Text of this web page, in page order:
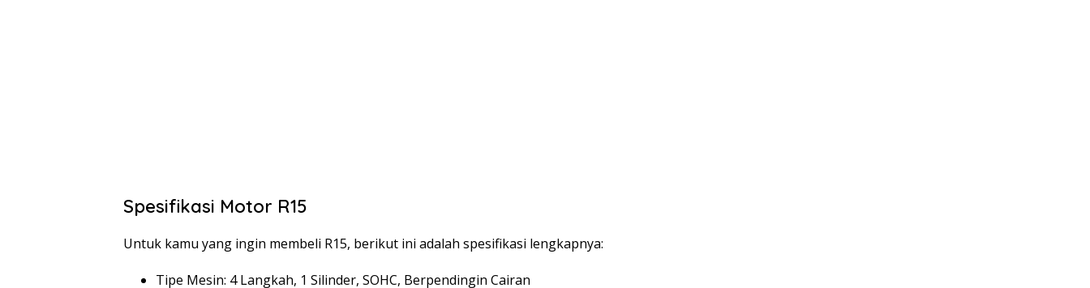
Spesifikasi Motor R15
Untuk kamu yang ingin membeli R15, berikut ini adalah spesifikasi lengkapnya:
Tipe Mesin: 4 Langkah, 1 Silinder, SOHC, Berpendingin Cairan